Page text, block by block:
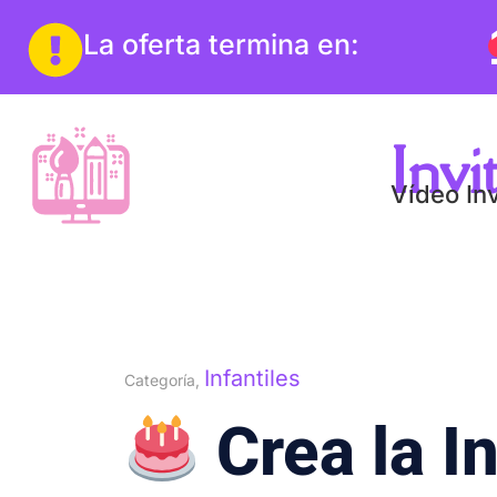
La oferta termina en:
Vídeo
Categoría, Infantiles
Crea la